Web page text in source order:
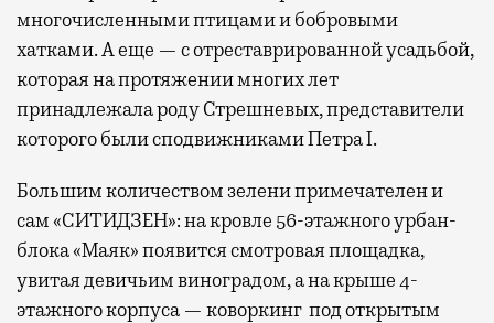
многочисленными птицами и бобровыми
хатками. А еще — с отреставрированной усадьбой,
которая на протяжении многих лет
принадлежала роду Стрешневых, представители
которого были сподвижниками Петра I.
Большим количеством зелени примечателен и
сам «СИТИДЗЕН»: на кровле 56-этажного урбан-
блока «Маяк» появится смотровая площадка,
увитая девичьим виноградом, а на крыше 4-
этажного корпуса — коворкинг под открытым